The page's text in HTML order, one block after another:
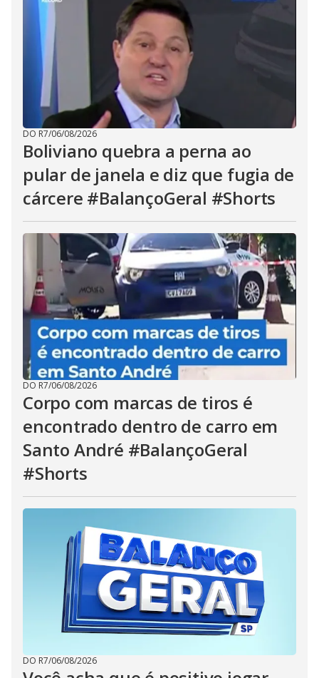
DO R7/06/08/2026
Boliviano quebra a perna ao
pular de janela e diz que fugia de
cárcere #BalançoGeral #Shorts
DO R7/06/08/2026
Corpo com marcas de tiros é
encontrado dentro de carro em
Santo André #BalançoGeral
#Shorts
DO R7/06/08/2026